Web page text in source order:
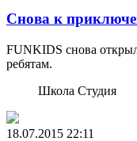
Снова к
FUNKIDS снова
ребятам.
Школа Студия
18.07.2015 22:11